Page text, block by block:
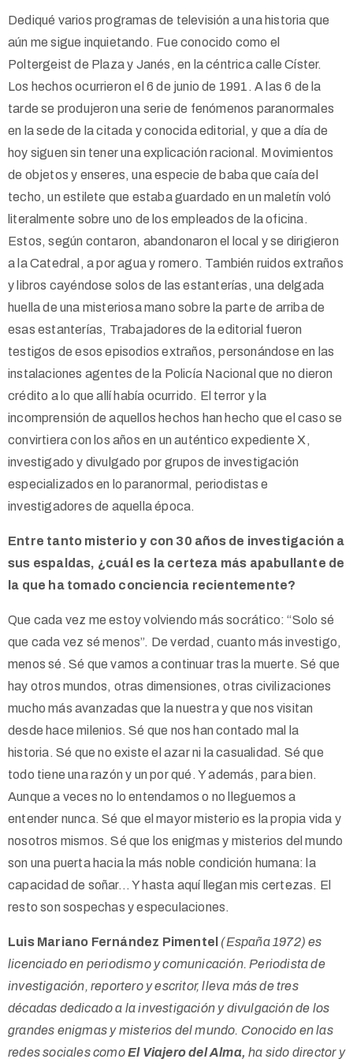
Dediqué varios programas de televisión a una historia que
aún me sigue inquietando. Fue conocido como el
Poltergeist de Plaza y Janés, en la céntrica calle Císter.
Los hechos ocurrieron el 6 de junio de 1991. A las 6 de la
tarde se produjeron una serie de fenómenos paranormales
en la sede de la citada y conocida editorial, y que a día de
hoy siguen sin tener una explicación racional. Movimientos
de objetos y enseres, una especie de baba que caía del
techo, un estilete que estaba guardado en un maletín voló
literalmente sobre uno de los empleados de la oficina.
Estos, según contaron, abandonaron el local y se dirigieron
a la Catedral, a por agua y romero. También ruidos extraños
y libros cayéndose solos de las estanterías, una delgada
huella de una misteriosa mano sobre la parte de arriba de
esas estanterías, Trabajadores de la editorial fueron
testigos de esos episodios extraños, personándose en las
instalaciones agentes de la Policía Nacional que no dieron
crédito a lo que allí había ocurrido. El terror y la
incomprensión de aquellos hechos han hecho que el caso se
convirtiera con los años en un auténtico expediente X,
investigado y divulgado por grupos de investigación
especializados en lo paranormal, periodistas e
investigadores de aquella época.
Entre tanto misterio y con 30 años de investigación a
sus espaldas, ¿cuál es la certeza más apabullante de
la que ha tomado conciencia recientemente?
Que cada vez me estoy volviendo más socrático: “Solo sé
que cada vez sé menos”. De verdad, cuanto más investigo,
menos sé. Sé que vamos a continuar tras la muerte. Sé que
hay otros mundos, otras dimensiones, otras civilizaciones
mucho más avanzadas que la nuestra y que nos visitan
desde hace milenios. Sé que nos han contado mal la
historia. Sé que no existe el azar ni la casualidad. Sé que
todo tiene una razón y un por qué. Y además, para bien.
Aunque a veces no lo entendamos o no lleguemos a
entender nunca. Sé que el mayor misterio es la propia vida y
nosotros mismos. Sé que los enigmas y misterios del mundo
son una puerta hacia la más noble condición humana: la
capacidad de soñar… Y hasta aquí llegan mis certezas. El
resto son sospechas y especulaciones.
Luis Mariano Fernández Pimentel (España 1972) es
licenciado en periodismo y comunicación. Periodista de
investigación, reportero y escritor, lleva más de tres
décadas dedicado a la investigación y divulgación de los
grandes enigmas y misterios del mundo. Conocido en las
redes sociales comoEl Viajero del Alma, ha sido director y